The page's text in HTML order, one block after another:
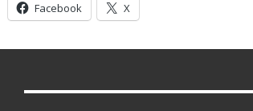
Facebook X